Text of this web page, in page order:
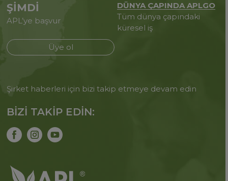
ŞİMDİ
APL’ye başvur
Üye ol
DÜNYA ÇAPINDA APLGO
Tüm dünya çapındaki
küresel iş
Şirket haberleri için bizi takip etmeye devam edin
BİZİ TAKİP EDİN: